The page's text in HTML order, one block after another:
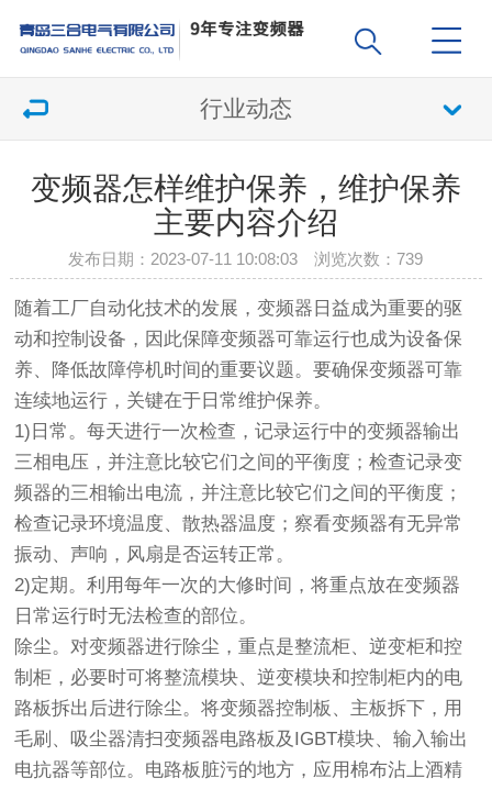
行业动态
变频器怎样维护保养，维护保养
主要内容介绍
发布日期：2023-07-11 10:08:03 浏览次数：739
随着工厂自动化技术的发展，变频器日益成为重要的驱
动和控制设备，因此保障变频器可靠运行也成为设备保
养、降低故障停机时间的重要议题。要确保变频器可靠
连续地运行，关键在于日常维护保养。
1)日常。每天进行一次检查，记录运行中的变频器输出
三相电压，并注意比较它们之间的平衡度；检查记录变
频器的三相输出电流，并注意比较它们之间的平衡度；
检查记录环境温度、散热器温度；察看变频器有无异常
振动、声响，风扇是否运转正常。
2)定期。利用每年一次的大修时间，将重点放在变频器
日常运行时无法检查的部位。
除尘。对变频器进行除尘，重点是整流柜、逆变柜和控
制柜，必要时可将整流模块、逆变模块和控制柜内的电
路板拆出后进行除尘。将变频器控制板、主板拆下，用
毛刷、吸尘器清扫变频器电路板及IGBT模块、输入输出
电抗器等部位。电路板脏污的地方，应用棉布沾上酒精